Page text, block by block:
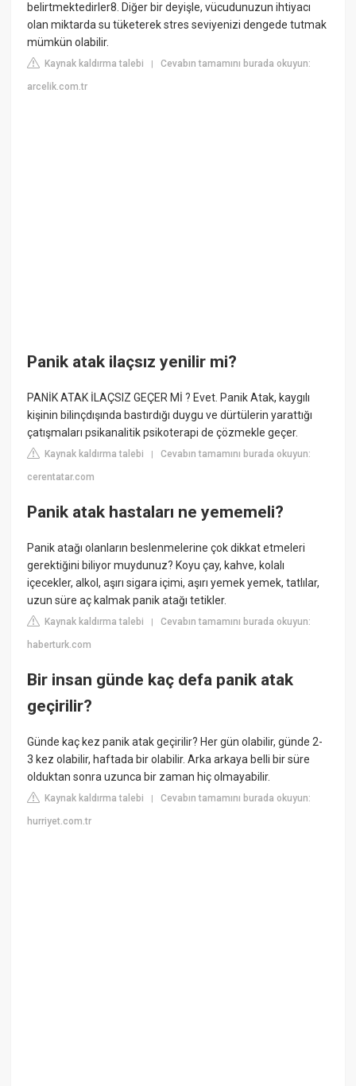
belirtmektedirler8. Diğer bir deyişle, vücudunuzun ihtiyacı
olan miktarda su tüketerek stres seviyenizi dengede tutmak
mümkün olabilir.
Kaynak kaldırma talebi |Cevabın tamamını burada okuyun:
arcelik.com.tr
Panik atak ilaçsız yenilir mi?
PANİK ATAK İLAÇSIZ GEÇER Mİ ? Evet. Panik Atak, kaygılı
kişinin bilinçdışında bastırdığı duygu ve dürtülerin yarattığı
çatışmaları psikanalitik psikoterapi de çözmekle geçer.
Kaynak kaldırma talebi |Cevabın tamamını burada okuyun:
cerentatar.com
Panik atak hastaları ne yememeli?
Panik atağı olanların beslenmelerine çok dikkat etmeleri
gerektiğini biliyor muydunuz? Koyu çay, kahve, kolalı
içecekler, alkol, aşırı sigara içimi, aşırı yemek yemek, tatlılar,
uzun süre aç kalmak panik atağı tetikler.
Kaynak kaldırma talebi |Cevabın tamamını burada okuyun:
haberturk.com
Bir insan günde kaç defa panik atak
geçirilir?
Günde kaç kez panik atak geçirilir? Her gün olabilir, günde 2-
3 kez olabilir, haftada bir olabilir. Arka arkaya belli bir süre
olduktan sonra uzunca bir zaman hiç olmayabilir.
Kaynak kaldırma talebi |Cevabın tamamını burada okuyun:
hurriyet.com.tr